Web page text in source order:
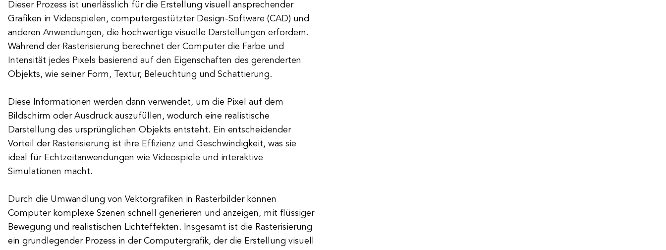
Dieser Prozess ist unerlässlich für die Erstellung visuell ansprechender
Grafiken in Videospielen, computergestützter Design-Software (CAD) und
anderen Anwendungen, die hochwertige visuelle Darstellungen erfordern.
Während der Rasterisierung berechnet der Computer die Farbe und
Intensität jedes Pixels basierend auf den Eigenschaften des gerenderten
Objekts, wie seiner Form, Textur, Beleuchtung und Schattierung.
Diese Informationen werden dann verwendet, um die Pixel auf dem
Bildschirm oder Ausdruck auszufüllen, wodurch eine realistische
Darstellung des ursprünglichen Objekts entsteht. Ein entscheidender
Vorteil der Rasterisierung ist ihre Effizienz und Geschwindigkeit, was sie
ideal für Echtzeitanwendungen wie Videospiele und interaktive
Simulationen macht.
Durch die Umwandlung von Vektorgrafiken in Rasterbilder können
Computer komplexe Szenen schnell generieren und anzeigen, mit flüssiger
Bewegung und realistischen Lichteffekten. Insgesamt ist die Rasterisierung
ein grundlegender Prozess in der Computergrafik, der die Erstellung visuell